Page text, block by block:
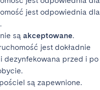
jest odpowiednia dla
.
są akceptowane.
jest dokładnie
dezynfekowana przed i po
są zapewnione.